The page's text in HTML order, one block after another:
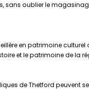
sans oublier le
en patrimoine
et le patrimoine de la
de Thetford peuvent